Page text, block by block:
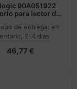
90A051922
para lector de
de entrega: en
2-4 dias
46,77 €